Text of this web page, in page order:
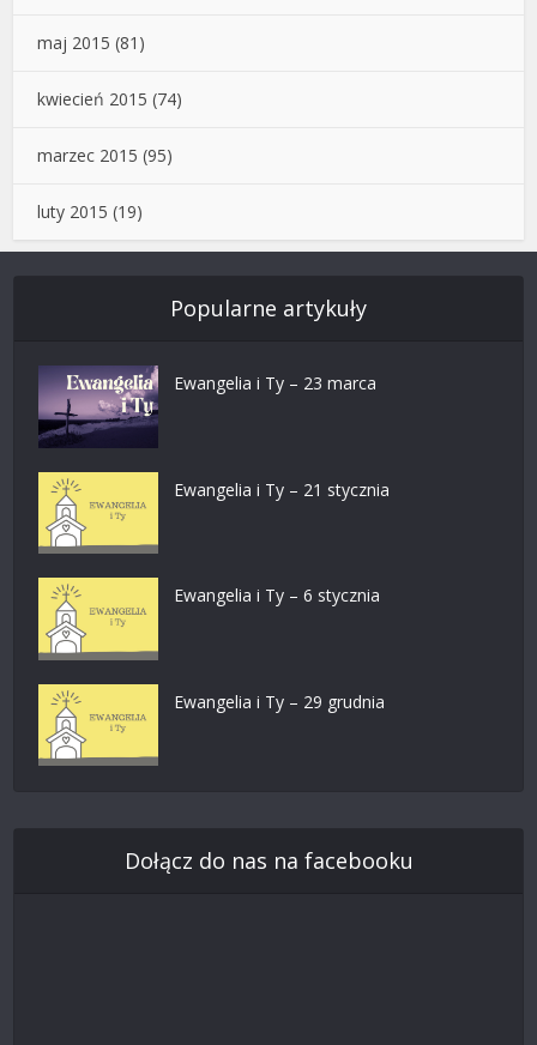
maj 2015 (81)
kwiecień 2015 (74)
marzec 2015 (95)
luty 2015 (19)
Popularne artykuły
Ewangelia i Ty – 23 marca
Ewangelia i Ty – 21 stycznia
Ewangelia i Ty – 6 stycznia
Ewangelia i Ty – 29 grudnia
Dołącz do nas na facebooku